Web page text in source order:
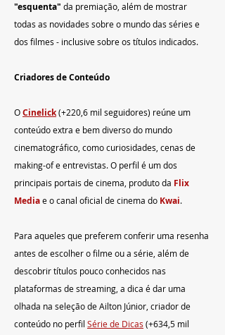
"esquenta" da premiação, além de mostrar
todas as novidades sobre o mundo das séries e
dos filmes - inclusive sobre os títulos indicados.
Criadores de Conteúdo
O Cinelick(+220,6 mil seguidores) reúne um
conteúdo extra e bem diverso do mundo
cinematográfico, como curiosidades, cenas de
making-of e entrevistas. O perfil é um dos
principais portais de cinema, produto da Flix
Media e o canal oficial de cinema do Kwai.
Para aqueles que preferem conferir uma resenha
antes de escolher o filme ou a série, além de
descobrir títulos pouco conhecidos nas
plataformas de streaming, a dica é dar uma
olhada na seleção de Ailton Júnior, criador de
conteúdo no perfil Série de Dicas (+634,5 mil